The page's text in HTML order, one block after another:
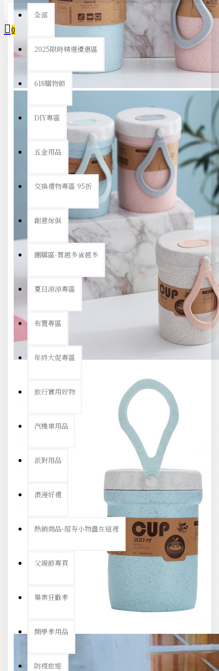
全部
2025限時精選優惠區
618購物節
DIY專區
五金用品
交換禮物專區 95折
創意傢俱
團購區-買越多省越多
夏日涼涼專區
布置專區
年終大促專區
旅行實用好物
汽機車用品
派對用品
浪漫好禮
熱銷商品-超夯小物盡在這裡
父親節專頁
畢業狂歡季
開學季用品
防疫旅遊
0
您的購物車內沒有商品！